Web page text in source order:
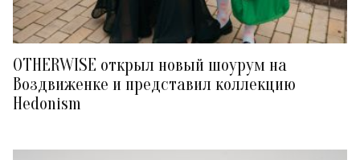
OTHERWISE открыл новый шоурум на
Воздвиженке и представил коллекцию
Hedonism